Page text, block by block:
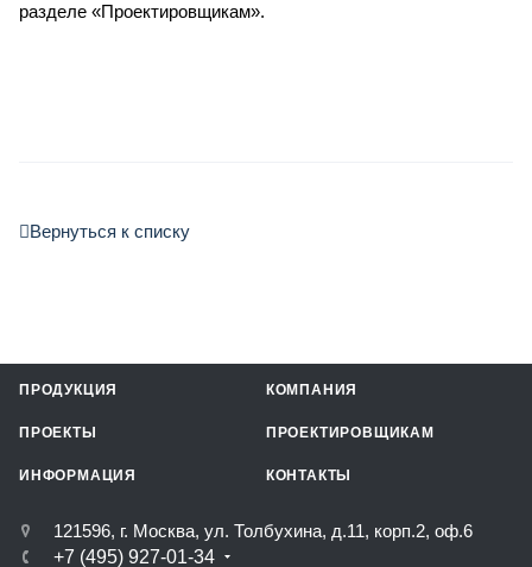
разделе «Проектировщикам».
Вернуться к списку
ПРОДУКЦИЯ КОМПАНИЯ
ПРОЕКТЫ ПРОЕКТИРОВЩИКАМ
ИНФОРМАЦИЯ КОНТАКТЫ
121596, г. Москва, ул. Толбухина, д.11, корп.2, оф.6
+7 (495) 927-01-34